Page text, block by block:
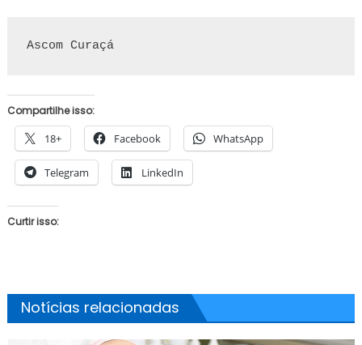
Ascom Curaçá
Compartilhe isso:
18+ Facebook WhatsApp
Telegram LinkedIn
Curtir isso:
Notícias relacionadas